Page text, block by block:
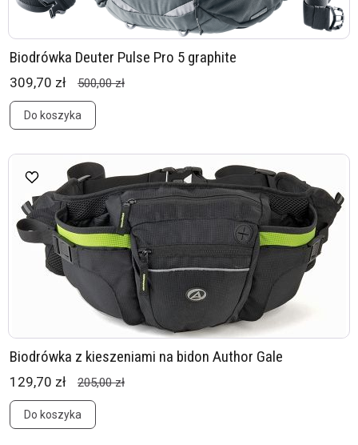
Biodrówka Deuter Pulse Pro 5 graphite
309,70 zł 500,00 zł
Do koszyka
Biodrówka z kieszeniami na bidon Author Gale
129,70 zł 205,00 zł
Do koszyka